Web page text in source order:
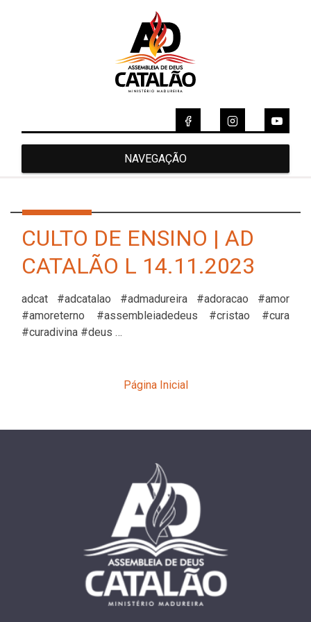
NAVEGAÇÃO
CULTO DE ENSINO | AD
CATALÃO L 14.11.2023
adcat #adcatalao #admadureira #adoracao #amor
#amoreterno #assembleiadedeus #cristao #cura
#curadivina #deus …
Página Inicial